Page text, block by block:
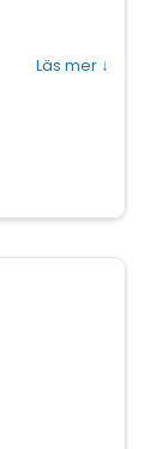
Läs mer ↓